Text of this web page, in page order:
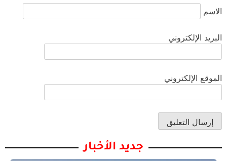
الاسم
البريد الإلكتروني
الموقع الإلكتروني
جديد الأخبار